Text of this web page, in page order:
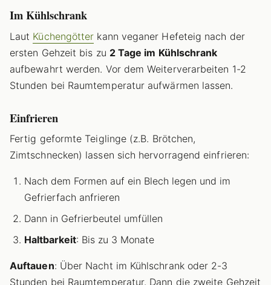
Im Kühlschrank
Laut Küchengötter kann veganer Hefeteig nach der
ersten Gehzeit bis zu 2 Tage im Kühlschrank
aufbewahrt werden. Vor dem Weiterverarbeiten 1-2
Stunden bei Raumtemperatur aufwärmen lassen.
Einfrieren
Fertig geformte Teiglinge (z.B. Brötchen,
Zimtschnecken) lassen sich hervorragend einfrieren:
Nach dem Formen auf ein Blech legen und im
Gefrierfach anfrieren
Dann in Gefrierbeutel umfüllen
Haltbarkeit: Bis zu 3 Monate
Auftauen: Über Nacht im Kühlschrank oder 2-3
Stunden bei Raumtemperatur. Dann die zweite Gehzeit